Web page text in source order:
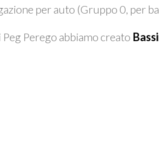
per auto (Gruppo 0, per
Perego abbiamo creato